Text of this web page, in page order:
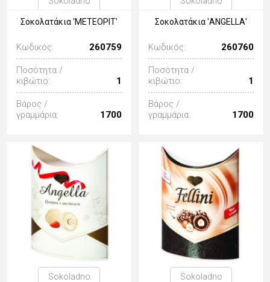
Σοκολατάκια 'ΜΕΤΕΟΡΙΤ'
Κωδικός: 260759
Ποσότητα /
κιβώτιο:
1
Βάρος /
γραμμάρια:
1700
Σοκολατάκια 'ANGELLΑ'
Κωδικός: 260760
Ποσότητα /
κιβώτιο:
1
Βάρος /
γραμμάρια:
1700
Sokoladno Sokoladno